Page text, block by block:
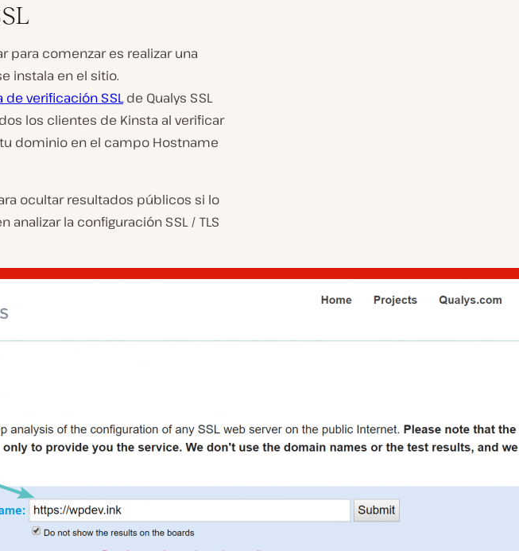
para comenzar es realizar una
instala en el sitio.
verificación SSLde Qualys SSL
los clientes de Kinsta al verificar
dominio en el campo Hostname
ocultar resultados públicos si lo
la configuración SSL / TLS